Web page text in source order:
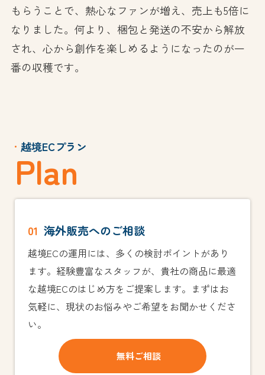
もらうことで、熱心なファンが増え、売上も5倍に
なりました。何より、梱包と発送の不安から解放
され、心から創作を楽しめるようになったのが一
番の収穫です。
越境ECプラン
Plan
01 海外販売へのご相談
越境ECの運用には、多くの検討ポイントがあり
ます。経験豊富なスタッフが、貴社の商品に最適
な越境ECのはじめ方をご提案します。まずはお
気軽に、現状のお悩みやご希望をお聞かせくださ
い。
無料ご相談